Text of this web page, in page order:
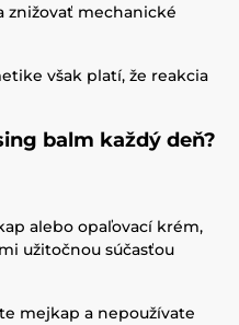
znižovať mechanické
však platí, že reakcia
balm každý deň?
alebo opaľovací krém,
užitočnou súčasťou
mejkap a nepoužívate